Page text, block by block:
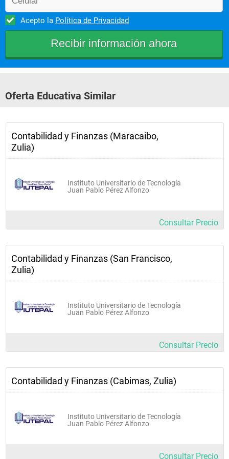
Determinar costos unitarios de los productos para ventas.
Elaborar planillas en declaración y montos a pagar.
Elaboración de nómina mensual y diaria.
Acepto la Política de Privacidad
Oferta Educativa Similar
Contabilidad y Finanzas (Maracaibo,
Zulia)
Instituto Universitario de Tecnología
Juan Pablo Pérez Alfonzo
Consultar Precio
Contabilidad y Finanzas (San Francisco,
Zulia)
Instituto Universitario de Tecnología
Juan Pablo Pérez Alfonzo
Consultar Precio
Contabilidad y Finanzas (Cabimas, Zulia)
Instituto Universitario de Tecnología
Juan Pablo Pérez Alfonzo
Consultar Precio